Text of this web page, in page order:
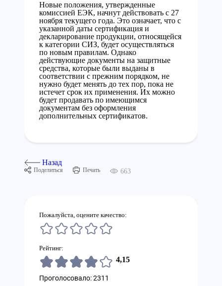
Новые положения, утвержденные
комиссией ЕЭК, начнут действовать с 27
ноября текущего года. Это означает, что с
указанной даты сертификация и
декларирование продукции, относящейся
к категории СИЗ, будет осуществляться
по новым правилам. Однако
действующие документы на защитные
средства, которые были выданы в
соответствии с прежним порядком, не
нужно будет менять до тех пор, пока не
истечет срок их применения. Их можно
будет продавать по имеющимся
документам без оформления
дополнительных сертификатов.
Назад
Поделиться Печать 663
Пожалуйста, оцените качество:
Рейтинг:
4,15
Проголосовало: 2311